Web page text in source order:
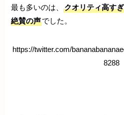
最も多いのは、クオリティ高す
絶賛の声でした。
https://twitter.com/
8288